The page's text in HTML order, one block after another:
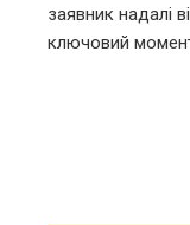
заявник надалі
ключовий